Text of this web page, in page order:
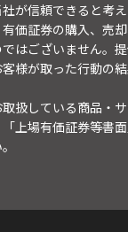
が信頼できると考
価証券の購入、売
はございません。
様が取った行動の
扱している商品・
「上場有価証券等